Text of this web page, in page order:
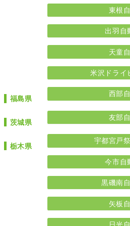
東根
出羽自
天童
米沢ドライ
福島県
西部
茨城県
友部
栃木県
宇都宮戸
今市自
黒磯南
矢板
日光